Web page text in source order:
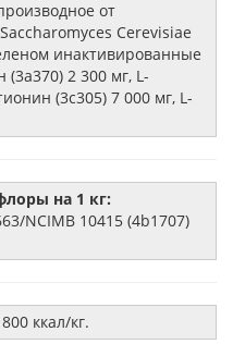
от
Cerevisiae
инактивированные
2 300 мг, L-
(3c305) 7 000 мг, L-
на 1 кг:
NCIMB 10415 (4b1707)
ккал/кг.